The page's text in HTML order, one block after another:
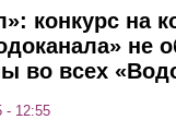
конкурс на
не
во всех
- 12:55